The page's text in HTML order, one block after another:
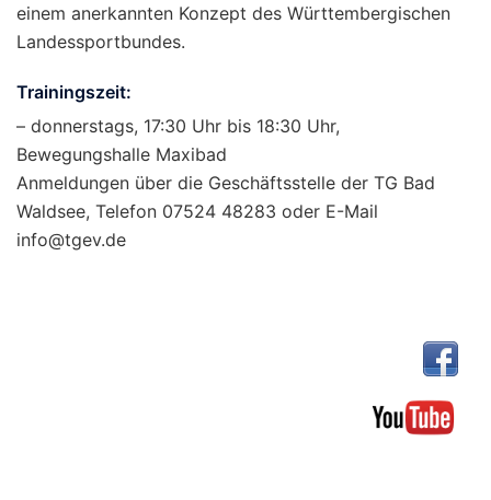
einem anerkannten Konzept des Württembergischen
Landessportbundes.
Trainingszeit:
– donnerstags, 17:30 Uhr bis 18:30 Uhr,
Bewegungshalle Maxibad
Anmeldungen über die Geschäftsstelle der TG Bad
Waldsee, Telefon 07524 48283 oder E-Mail
info@tgev.de